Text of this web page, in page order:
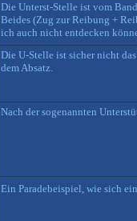
Die Unterst-Stelle ist vom
Beides (Zug zur Reibung +
ich auch nicht entdecken
Die U-Stelle ist sicher nicht
dem Absatz.
Nach der sogenannten
Ein Paradebeispiel, wie sich